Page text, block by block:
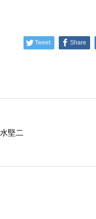
Tweet Share
堅二